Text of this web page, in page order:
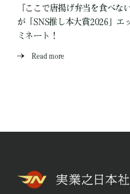
『ここで唐揚げ弁当を食べな
が「SNS推し本大賞2026」エ
ミネート！
Read more